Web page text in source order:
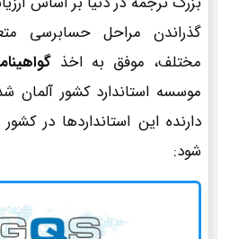
گذراندن مراحل حسابرسی
مختلف، موفق به اخذ
موسسه استاندارد کشور آلمان
دارنده این استانداردها در
شود: